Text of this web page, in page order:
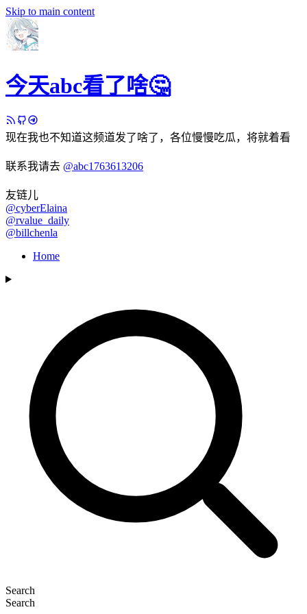
Skip to main content
今天abc看了啥🤔
现在我也不知道这频道发了啥了，各位慢慢吃瓜，将就着看
联系我请去 @abc1763613206
友链儿
@cyberElaina
@rvalue_daily
@billchenla
Home
Search
Search